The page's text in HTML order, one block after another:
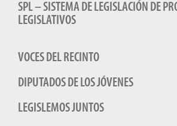
SPL – SISTEMA DE LEGISLACIÓN DE
LEGISLATIVOS
VOCES DEL RECINTO
DIPUTADOS DE LOS JÓVENES
LEGISLEMOS JUNTOS